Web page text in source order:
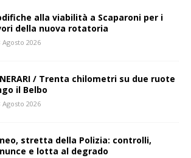
alla viabilità a Scaparoni per i
della nuova rotatoria
Agosto 2026
/ Trenta chilometri su due ruote
il Belbo
Agosto 2026
stretta della Polizia: controlli,
e lotta al degrado